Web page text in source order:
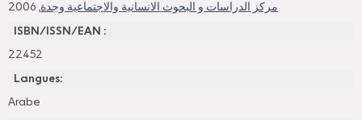
مركز الدراسات و البحوث الانسانية والاجتماعية وجدة, 2006
ISBN/ISSN/EAN :
22452
Langues:
Arabe